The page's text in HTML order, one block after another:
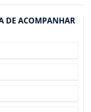
DE ACOMPANHAR